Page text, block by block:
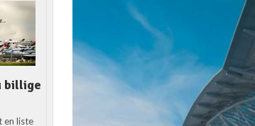
billige
en liste